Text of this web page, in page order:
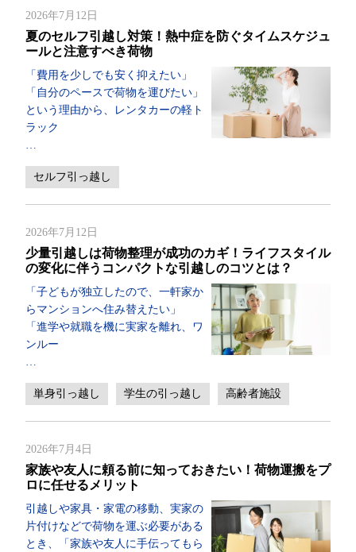
2026年7月12日
夏のセルフ引越し対策！熱中症を防ぐタイムスケジュ
ールと注意すべき荷物
「費用を少しでも安く抑えたい」
「自分のペースで荷物を運びたい」
という理由から、レンタカーの軽ト
ラック
セルフ引っ越し
2026年7月12日
少量引越しは荷物整理が成功のカギ！ライフスタイル
の変化に伴うコンパクトな引越しのコツとは？
「子どもが独立したので、一軒家か
らマンションへ住み替えたい」
「進学や就職を機に実家を離れ、ワ
ンルー
単身引っ越し 学生の引っ越し 高齢者施設
2026年7月4日
家族や友人に頼る前に知っておきたい！荷物運搬をプ
ロに任せるメリット
引越しや家具・家電の移動、実家の
片付けなどで荷物を運ぶ必要がある
とき、「家族や友人に手伝ってもら